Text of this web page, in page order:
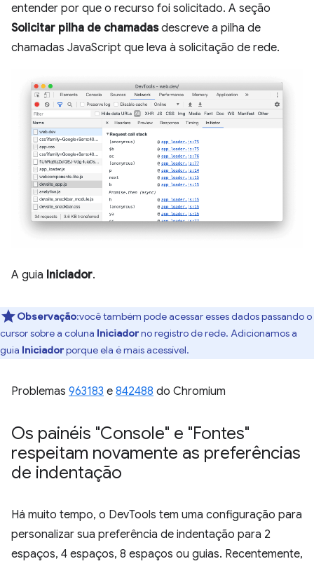
entender por que o recurso foi solicitado. A seção
Solicitar pilha de chamadasdescreve a pilha de
chamadas JavaScript que leva à solicitação de rede.
A guia Iniciador.
Observação:você também pode acessar esses dados passando o
cursor sobre a coluna Iniciadorno registro de rede. Adicionamos a
guia Iniciadorporque ela é mais acessível.
Problemas 963183 e 842488 do Chromium
Os painéis "Console" e "Fontes"
respeitam novamente as preferências
de indentação
Há muito tempo, o DevTools tem uma configuração para
personalizar sua preferência de indentação para 2
espaços, 4 espaços, 8 espaços ou guias. Recentemente,